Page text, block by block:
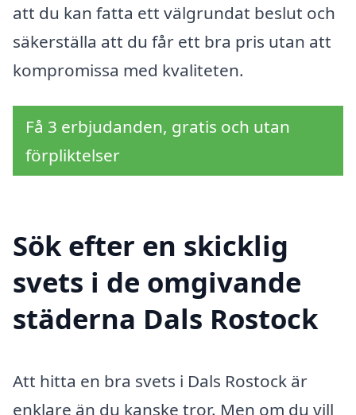
att du kan fatta ett välgrundat beslut och
säkerställa att du får ett bra pris utan att
kompromissa med kvaliteten.
Få 3 erbjudanden, gratis och utan
förpliktelser
Sök efter en skicklig
svets i de omgivande
städerna Dals Rostock
Att hitta en bra svets i Dals Rostock är
enklare än du kanske tror. Men om du vill